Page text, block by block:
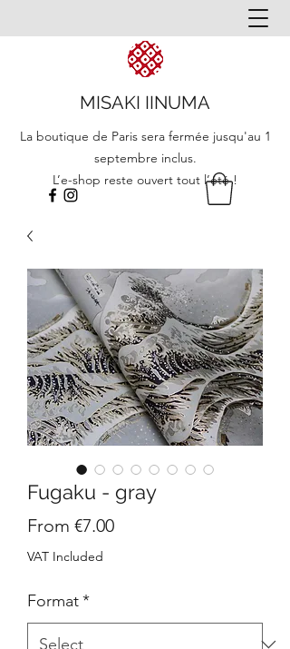
MISAKI IINUMA
La boutique de Paris sera fermée jusqu'au 1
septembre inclus.
L’e-shop reste ouvert tout l’été !
Fugaku - gray
From €7.00Sale
VAT Included
Format*